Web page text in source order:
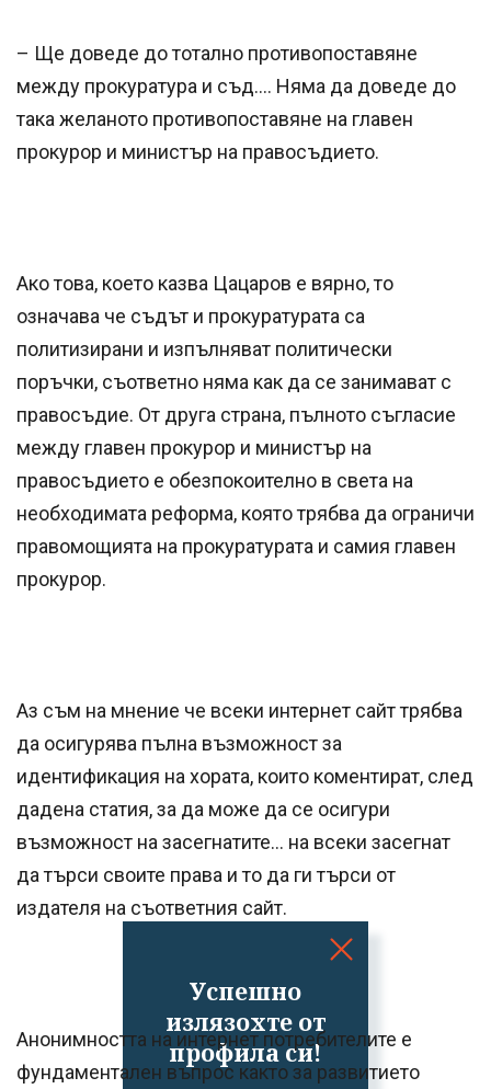
Успешно
излязохте от
профила си!
– Ще доведе до тотално противопоставяне
между прокуратура и съд…. Няма да доведе до
така желаното противопоставяне на главен
прокурор и министър на правосъдието.
Ако това, което казва Цацаров е вярно, то
означава че съдът и прокуратурата са
политизирани и изпълняват политически
поръчки, съответно няма как да се занимават с
правосъдие. От друга страна, пълното съгласие
между главен прокурор и министър на
правосъдието е обезпокоително в света на
необходимата реформа, която трябва да ограничи
правомощията на прокуратурата и самия главен
прокурор.
Аз съм на мнение че всеки интернет сайт трябва
да осигурява пълна възможност за
идентификация на хората, които коментират, след
дадена статия, за да може да се осигури
възможност на засегнатите… на всеки засегнат
да търси своите права и то да ги търси от
издателя на съответния сайт.
Анонимността на интернет потребителите е
фундаментален въпрос както за развитието